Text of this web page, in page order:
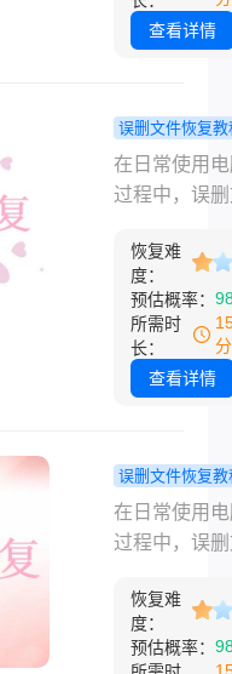
文件的有效
帮助您重拾
接从硬盘上
不必过于担
为通过一些
策略和方法
仍然有机会
些被永久删
件。本文将
绍电脑上不
久删除了怎
方法。
查看详情
误删文件恢复教
脑不小心永
删除文件怎
方法！
在日常使用
过程中，误
题，尤其是
不小心执行
删除操作时
会感到焦虑
惑。然而，
可以尝试恢
么电脑不小
性删除文件
回呢？本文
几种有效的
法，帮助您
删的文件。
恢复难
度：
预估概率：
所需时
长：
查看详情
误删文件恢复教
除的文件怎
回来？分享
在日常使用
过程中，误
见的问题。
是，有多种
以帮助我们
恢复难
度：
预估概率：